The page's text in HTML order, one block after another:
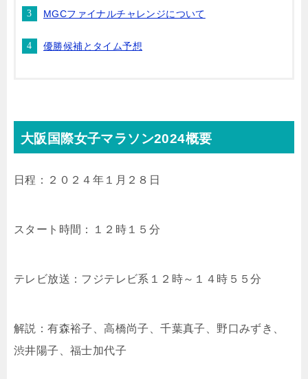
MGCファイナルチャレンジについて
優勝候補とタイム予想
大阪国際女子マラソン2024概要
日程：２０２４年１月２８日
スタート時間：１２時１５分
テレビ放送：フジテレビ系１２時～１４時５５分
解説：有森裕子、高橋尚子、千葉真子、野口みずき、
渋井陽子、福士加代子